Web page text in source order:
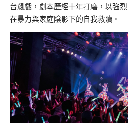
台飆戲，劇本歷經十年打磨，以強
在暴力與家庭陰影下的自我救贖。